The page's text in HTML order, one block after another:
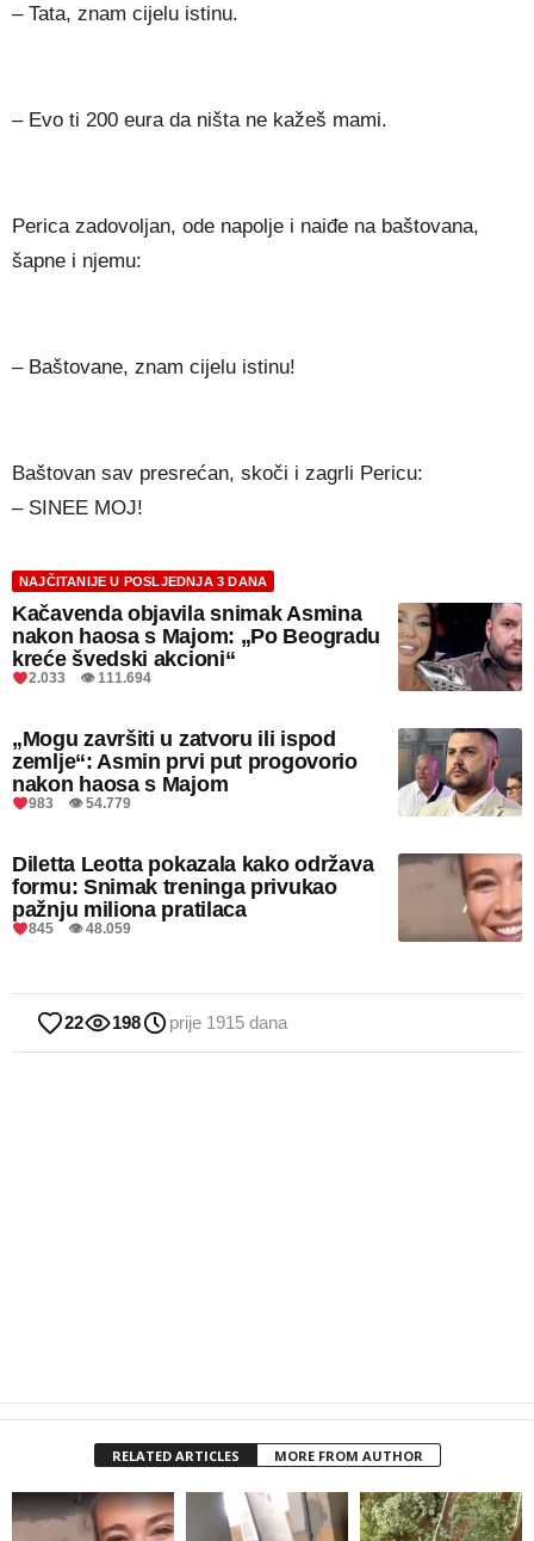
– Tata, znam cijelu istinu.
– Evo ti 200 eura da ništa ne kažeš mami.
Perica zadovoljan, ode napolje i naiđe na baštovana,
šapne i njemu:
– Baštovane, znam cijelu istinu!
Baštovan sav presrećan, skoči i zagrli Pericu:
– SINEE MOJ!
NAJČITANIJE U POSLJEDNJA 3 DANA
Kačavenda objavila snimak Asmina
nakon haosa s Majom: „Po Beogradu
kreće švedski akcioni“
2.033 👁 111.694
„Mogu završiti u zatvoru ili ispod
zemlje“: Asmin prvi put progovorio
nakon haosa s Majom
983 👁 54.779
Diletta Leotta pokazala kako održava
formu: Snimak treninga privukao
pažnju miliona pratilaca
845 👁 48.059
22 198 prije 1915 dana
RELATED ARTICLES MORE FROM AUTHOR